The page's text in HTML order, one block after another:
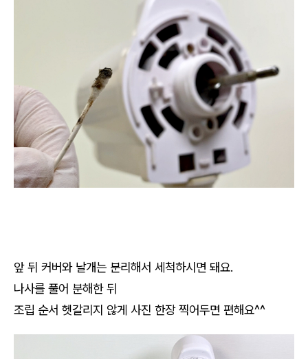
앞 뒤 커버와 날개는 분리해서 세척하시면 돼요.
나사를 풀어 분해한 뒤
조립 순서 헷갈리지 않게 사진 한장 찍어두면 편해요^^